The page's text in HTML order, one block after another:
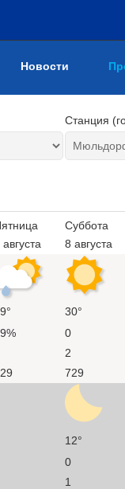
Новости
Станция
Суббота
8 августа
30°
0
2
729
12°
0
1